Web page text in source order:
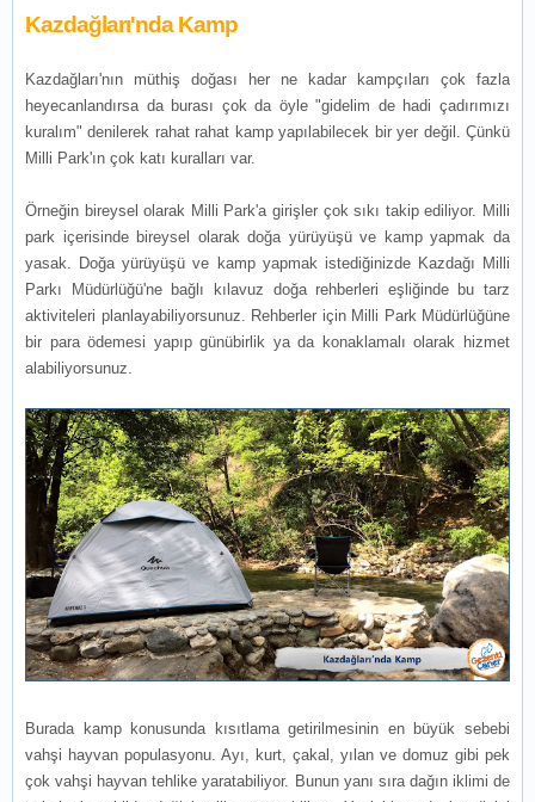
Kazdağları'nda Kamp
Kazdağları'nın müthiş doğası her ne kadar kampçıları çok fazla
heyecanlandırsa da burası çok da öyle "gidelim de hadi çadırımızı
kuralım" denilerek rahat rahat kamp yapılabilecek bir yer değil. Çünkü
Milli Park'ın çok katı kuralları var.
Örneğin bireysel olarak Milli Park'a girişler çok sıkı takip ediliyor. Milli
park içerisinde bireysel olarak doğa yürüyüşü ve kamp yapmak da
yasak. Doğa yürüyüşü ve kamp yapmak istediğinizde Kazdağı Milli
Parkı Müdürlüğü'ne bağlı kılavuz doğa rehberleri eşliğinde bu tarz
aktiviteleri planlayabiliyorsunuz. Rehberler için Milli Park Müdürlüğüne
bir para ödemesi yapıp günübirlik ya da konaklamalı olarak hizmet
alabiliyorsunuz.
Burada kamp konusunda kısıtlama getirilmesinin en büyük sebebi
vahşi hayvan populasyonu. Ayı, kurt, çakal, yılan ve domuz gibi pek
çok vahşi hayvan tehlike yaratabiliyor. Bunun yanı sıra dağın iklimi de